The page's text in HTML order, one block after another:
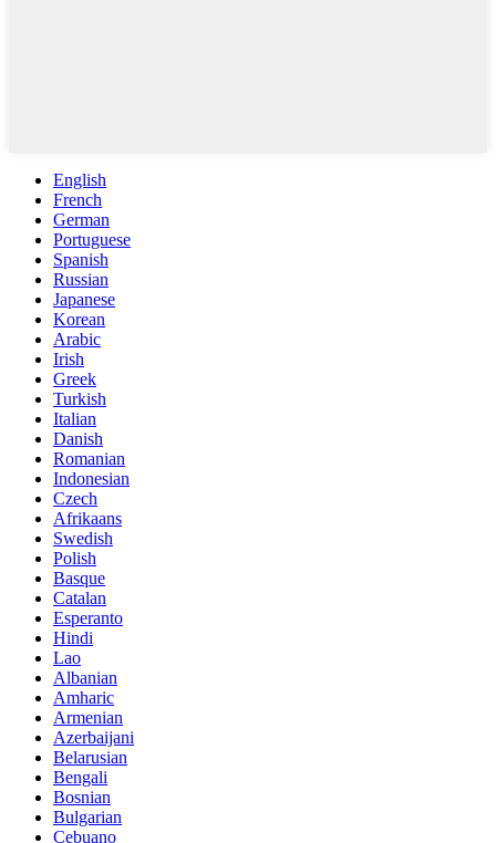
English
French
German
Portuguese
Spanish
Russian
Japanese
Korean
Arabic
Irish
Greek
Turkish
Italian
Danish
Romanian
Indonesian
Czech
Afrikaans
Swedish
Polish
Basque
Catalan
Esperanto
Hindi
Lao
Albanian
Amharic
Armenian
Azerbaijani
Belarusian
Bengali
Bosnian
Bulgarian
Cebuano